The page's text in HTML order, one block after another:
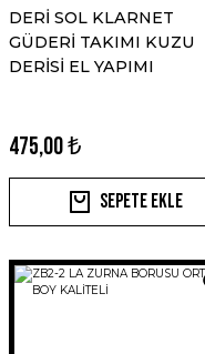
DERİ SOL KLARNET
GÜDERİ TAKIMI KUZU
DERİSİ EL YAPIMI
475,00 ₺
Sepete Ekle